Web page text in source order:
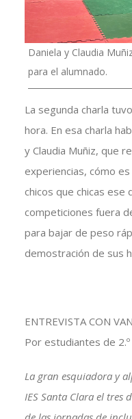
Daniela y Claudia
para el alumnado.
La segunda charla
hora. En esa charla
y Claudia Muñiz, que
experiencias, cómo
chicos que chicas ese
competiciones fuera
para bajar de peso
demostración de sus
ENTREVISTA CON
Por estudiantes de 2.º
La gran esquiadora y
IES Santa Clara el tres